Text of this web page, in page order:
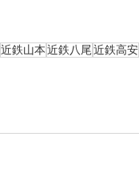
近鉄山本近鉄八尾近鉄高安